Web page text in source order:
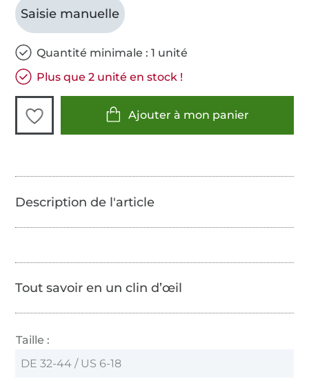
Saisie manuelle
Quantité minimale : 1 unité
Plus que 2 unité en stock !
Ajouter à mon panier
Tout savoir en un clin d’œil
Taille :
DE 32-44 / US 6-18